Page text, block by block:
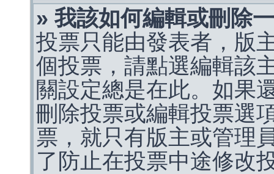
» 我該如何編輯或刪除
投票只能由發表者，版
個投票，請點選編輯該
關設定總是在此。如果
刪除投票或編輯投票選
票，就只有版主或管理
了防止在投票中途修改